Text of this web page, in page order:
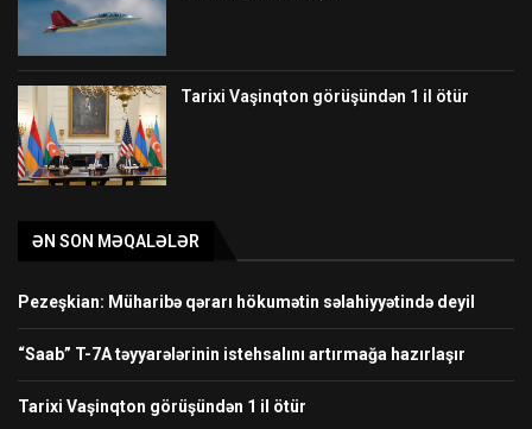
Tarixi Vaşinqton görüşündən 1 il ötür
ƏN SON MƏQALƏLƏR
Pezeşkian: Müharibə qərarı hökumətin səlahiyyətində deyil
“Saab” T-7A təyyarələrinin istehsalını artırmağa hazırlaşır
Tarixi Vaşinqton görüşündən 1 il ötür